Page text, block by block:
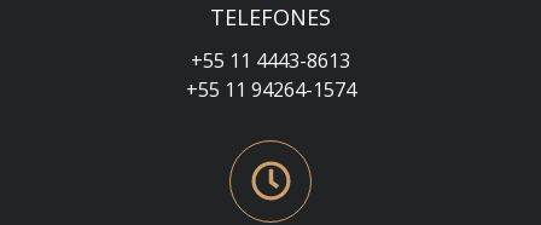
TELEFONES
+55 11 4443-8613
+55 11 94264-1574